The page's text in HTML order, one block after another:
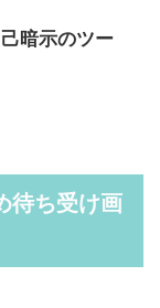
暗示のツー
待ち受け画